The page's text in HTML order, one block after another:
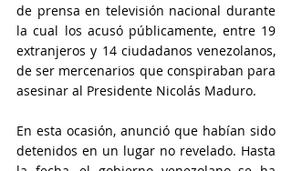
de prensa en televisión nacional durante
la cual los acusó públicamente, entre 19
extranjeros y 14 ciudadanos venezolanos,
de ser mercenarios que conspiraban para
asesinar al Presidente Nicolás Maduro.
En esta ocasión, anunció que habían sido
detenidos en un lugar no revelado. Hasta